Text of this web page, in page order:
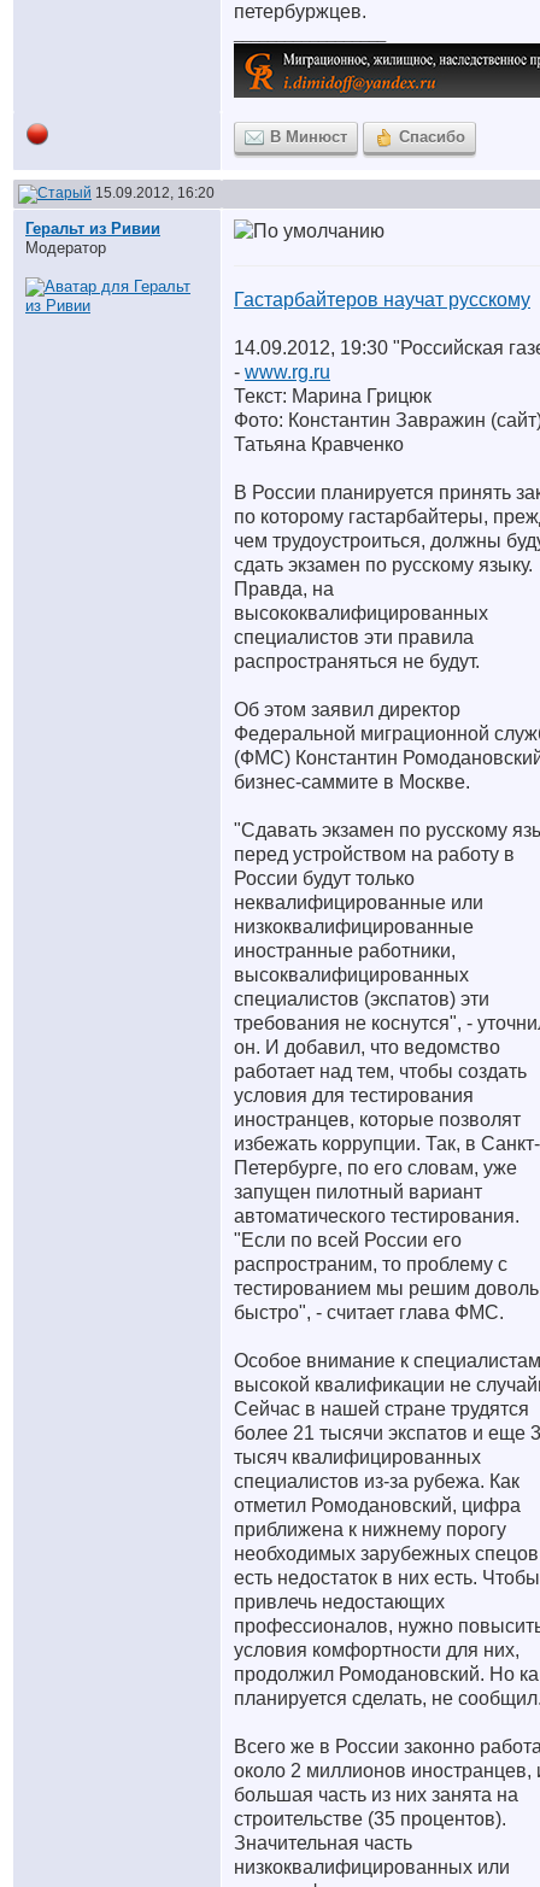
петербуржцев.
В Минюст Спасибо
15.09.2012, 16:20
Геральт из Ривии
Модератор
Гастарбайтеров научат русскому
14.09.2012, 19:30 "Российская
- www.rg.ru
Текст: Марина Грицюк
Фото: Константин Завражин
Татьяна Кравченко
В России планируется принять
по которому гастарбайтеры,
чем трудоустроиться, должны
сдать экзамен по русскому языку.
Правда, на
высококвалифицированных
специалистов эти правила
распространяться не будут.
Об этом заявил директор
Федеральной миграционной
(ФМС) Константин
бизнес-саммите в Москве.
"Сдавать экзамен по русскому
перед устройством на работу в
России будут только
неквалифицированные или
низкоквалифицированные
иностранные работники,
высоквалифицированных
специалистов (экспатов) эти
требования не коснутся", -
он. И добавил, что ведомство
работает над тем, чтобы создать
условия для тестирования
иностранцев, которые позволят
избежать коррупции. Так, в Санкт-
Петербурге, по его словам, уже
запущен пилотный вариант
автоматического тестирования.
"Если по всей России его
распространим, то проблему с
тестированием мы решим
быстро", - считает глава ФМС.
Особое внимание к специалистам
высокой квалификации не
Сейчас в нашей стране трудятся
более 21 тысячи экспатов и еще
тысяч квалифицированных
специалистов из-за рубежа. Как
отметил Ромодановский, цифра
приближена к нижнему порогу
необходимых зарубежных
есть недостаток в них есть. Чтобы
привлечь недостающих
профессионалов, нужно
условия комфортности для них,
продолжил Ромодановский. Но
планируется сделать, не
Всего же в России законно
около 2 миллионов иностранцев,
большая часть из них занята на
строительстве (35 процентов).
Значительная часть
низкоквалифицированных или